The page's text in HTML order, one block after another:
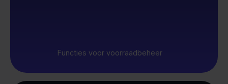
Functies voor voorraadbeheer